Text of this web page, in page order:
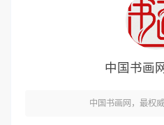
中国书画
中国书画网，最权